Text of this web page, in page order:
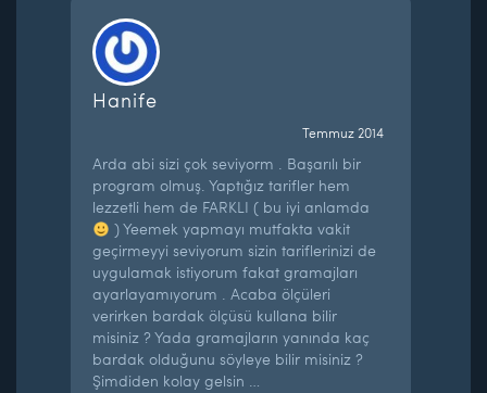
Hanife
Temmuz 2014
Arda abi sizi çok seviyorm . Başarılı bir
program olmuş. Yaptığız tarifler hem
lezzetli hem de FARKLI ( bu iyi anlamda
) Yeemek yapmayı mutfakta vakit
geçirmeyyi seviyorum sizin tariflerinizi de
uygulamak istiyorum fakat gramajları
ayarlayamıyorum . Acaba ölçüleri
verirken bardak ölçüsü kullana bilir
misiniz ? Yada gramajların yanında kaç
bardak olduğunu söyleye bilir misiniz ?
Şimdiden kolay gelsin …